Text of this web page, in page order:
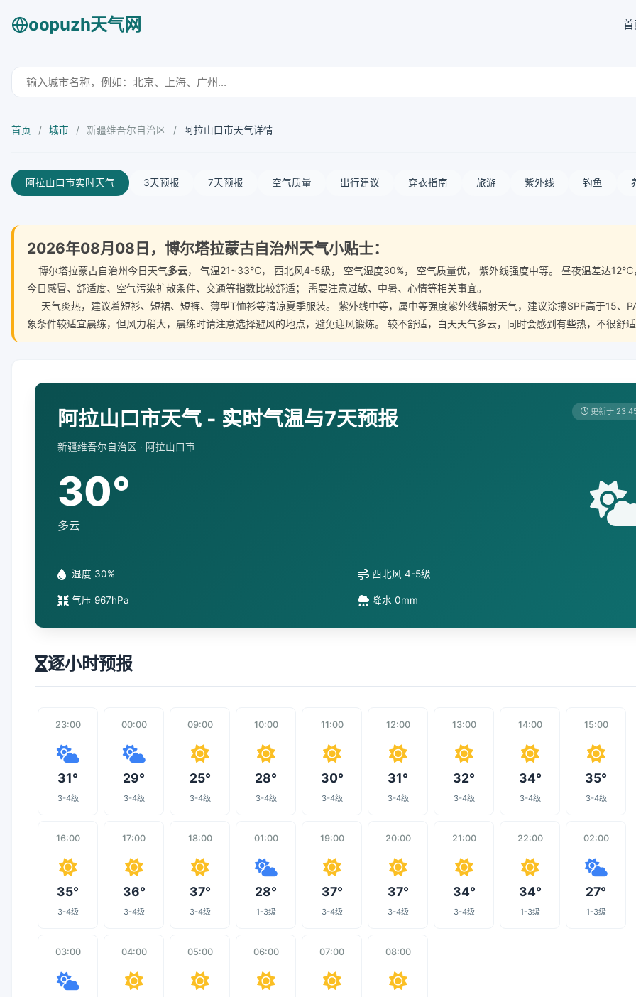
oopuzh天气网
首页 / 城市 / 新疆维吾尔自治区 / 阿拉山口市天气详情
阿拉山口市实时天气 3天预报 7天预报 空气质量 出行建议 穿衣指南 旅游 紫外线 钓鱼
2026年08月08日，博尔塔拉蒙古自治州天气小贴士：
博尔塔拉蒙古自治州今日天气多云， 气温21~33℃， 西北风4-5级， 空气湿度30%， 空气质量优， 紫外线强度中等。 昼夜温差达12℃
今日感冒、舒适度、空气污染扩散条件、交通等指数比较舒适； 需要注意过敏、中暑、心情等相关事宜。
天气炎热，建议着短衫、短裙、短裤、薄型T恤衫等清凉夏季服装。 紫外线中等，属中等强度紫外线辐射天气，建议涂擦SPF高于15、
象条件较适宜晨练，但风力稍大，晨练时请注意选择避风的地点，避免迎风锻炼。 较不舒适，白天天气多云，同时会感到有些热，不很舒
阿拉山口市天气 - 实时气温与7天预报
新疆维吾尔自治区 · 阿拉山口市
更新于
30°
多云
湿度 30% 西北风 4-5级
气压 967hPa 降水 0mm
逐小时预报
23:00
31°
3-4级
00:00
29°
3-4级
09:00
25°
3-4级
10:00
28°
3-4级
11:00
30°
3-4级
12:00
31°
3-4级
13:00
32°
3-4级
14:00
34°
3-4级
15:00
35°
3-4级
16:00
35°
3-4级
17:00
36°
3-4级
18:00
37°
3-4级
01:00
28°
1-3级
19:00
37°
3-4级
20:00
37°
3-4级
21:00
34°
3-4级
22:00
34°
1-3级
02:00
27°
1-3级
03:00 04:00 05:00 06:00 07:00 08:00